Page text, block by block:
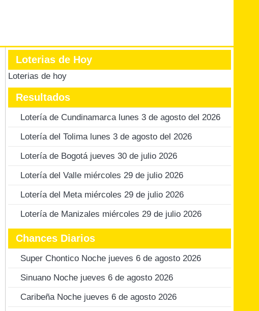
Loterias de Hoy
Loterias de hoy
Resultados
Lotería de Cundinamarca lunes 3 de agosto del 2026
Lotería del Tolima lunes 3 de agosto del 2026
Lotería de Bogotá jueves 30 de julio 2026
Lotería del Valle miércoles 29 de julio 2026
Lotería del Meta miércoles 29 de julio 2026
Lotería de Manizales miércoles 29 de julio 2026
Chances Diarios
Super Chontico Noche jueves 6 de agosto 2026
Sinuano Noche jueves 6 de agosto 2026
Caribeña Noche jueves 6 de agosto 2026